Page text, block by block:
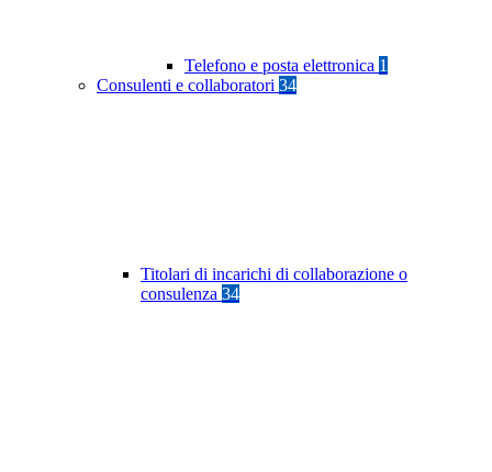
Telefono e posta elettronica 1
Consulenti e collaboratori 34
Titolari di incarichi di collaborazione o
consulenza 34